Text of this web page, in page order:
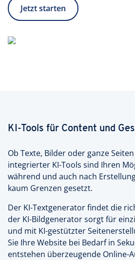
Jetzt starten
KI-Tools für Content und
Ob Texte, Bilder oder ganze
integrierter KI-Tools sind Ihren
während und auch nach
kaum Grenzen gesetzt.
Der KI-Textgenerator findet die
der KI-Bildgenerator sorgt für
und mit KI-gestützter
Sie Ihre Website bei Bedarf in
entstehen überzeugende Online-